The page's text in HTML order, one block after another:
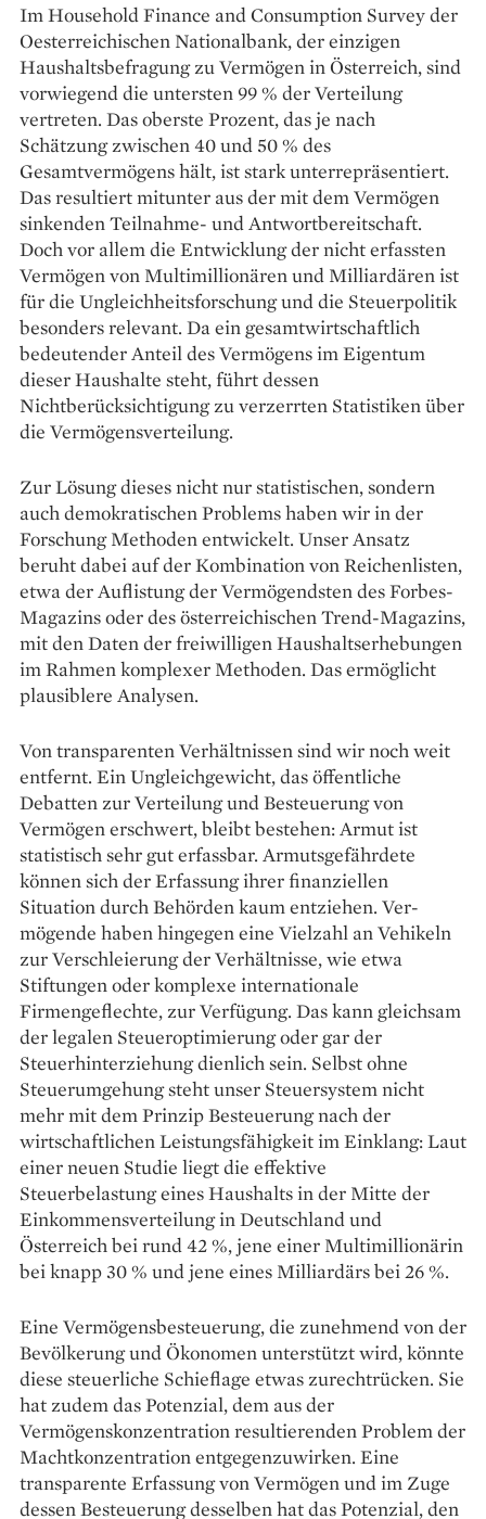
Im Household Finance and Consumption Survey der
Oesterreichischen Nationalbank, der einzigen
Haushaltsbefragung zu Vermögen in Österreich, sind
vorwiegend die untersten 99 % der Verteilung
vertreten. Das oberste Prozent, das je nach
Schätzung zwischen 40 und 50 % des
Gesamtvermögens hält, ist stark unterrepräsentiert.
Das resultiert mitunter aus der mit dem Vermögen
sinkenden Teilnahme- und Antwortbereitschaft.
Doch vor allem die Entwicklung der nicht erfassten
Vermögen von Multimillionären und Milliardären ist
für die Ungleichheits­forschung und die Steuerpolitik
besonders rele­vant. Da ein gesamtwirtschaftlich
bedeutender Anteil des Vermögens im Eigentum
dieser Haus­halte steht, führt dessen
Nichtberücksichtigung zu verzerrten Statistiken über
die Vermögens­verteilung.
Zur Lösung dieses nicht nur statistischen, sondern
auch demokratischen Problems haben wir in der
Forschung Methoden entwickelt. Unser Ansatz
beruht dabei auf der Kombination von Reichenlisten,
etwa der Auflistung der Ver­mögendsten des Forbes-
Magazins oder des österreichischen Trend-Magazins,
mit den Daten der freiwilligen Haushaltserhebungen
im Rahmen komplexer Methoden. Das ermöglicht
plausiblere Analysen.
Von transparenten Verhältnissen sind wir noch weit
entfernt. Ein Ungleichgewicht, das öffentliche
Debatten zur Verteilung und Besteuerung von
Vermögen erschwert, bleibt bestehen: Armut ist
statistisch sehr gut erfassbar. Armutsgefährdete
können sich der Erfassung ihrer finanziellen
Situation durch Behörden kaum entziehen. Ver­
mögende haben hingegen eine Vielzahl an Vehikeln
zur Ver­schleierung der Verhältnisse, wie etwa
Stiftungen oder komplexe internationale
Firmengeflechte, zur Verfügung. Das kann gleichsam
der legalen Steueroptimierung oder gar der
Steuerhinterziehung dienlich sein. Selbst ohne
Steuerumgehung steht unser Steuersystem nicht
mehr mit dem Prinzip Besteuerung nach der
wirtschaftlichen Leistungsfähigkeit im Einklang: Laut
einer neuen Studie liegt die effektive
Steuerbelastung eines Haushalts in der Mitte der
Einkommens­verteilung in Deutschland und
Österreich bei rund 42 %, jene einer Multimillionärin
bei knapp 30 % und jene eines Milliardärs bei 26 %.
Eine Vermögensbesteuerung, die zunehmend von der
Bevölkerung und Ökonomen unter­stützt wird, könnte
diese steuerliche Schieflage etwas zurechtrücken. Sie
hat zudem das Poten­zial, dem aus der
Vermögenskonzentration resul­tierenden Problem der
Machtkonzentration ent­gegenzuwirken. Eine
transparente Erfassung von Vermögen und im Zuge
dessen Besteuerung des­selben hat das Potenzial, den